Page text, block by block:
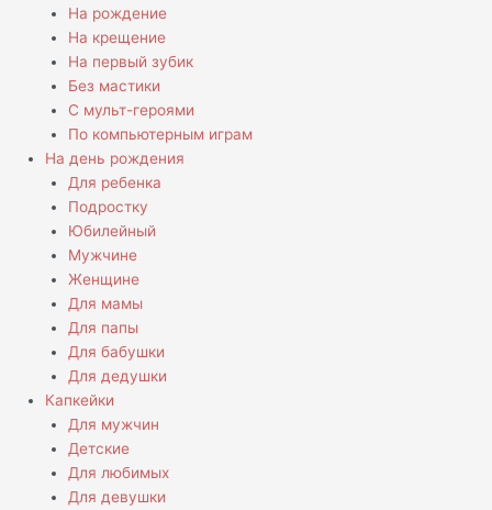
На рождение
На крещение
На первый зубик
Без мастики
С мульт-героями
По компьютерным играм
На день рождения
Для ребенка
Подростку
Юбилейный
Мужчине
Женщине
Для мамы
Для папы
Для бабушки
Для дедушки
Капкейки
Для мужчин
Детские
Для любимых
Для девушки